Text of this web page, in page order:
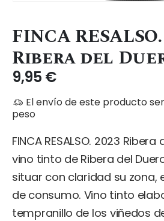
FINCA
Ribera del
9,95 €
El envío de este producto
peso
FINCA RESALSO. 2023
vino tinto de Ribera del
situar con claridad su zona,
de consumo. Vino tinto
tempranillo de los viñedos